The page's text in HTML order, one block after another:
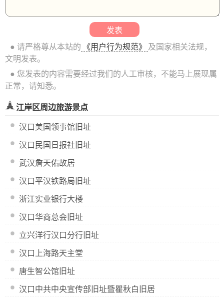
● 请严格尊从本站的 《用户行为规范》
及国家相关法规，
文明发表。
● 您发表的内容需要经过我们的人工审核，不能马上展现属
正常，请知悉。
江岸区周边旅游景点
汉口美国领事馆旧址
汉口民国日报社旧址
武汉詹天佑故居
汉口平汉铁路局旧址
浙江实业银行大楼
汉口华商总会旧址
立兴洋行汉口分行旧址
汉口上海路天主堂
唐生智公馆旧址
汉口中共中央宣传部旧址暨瞿秋白旧居